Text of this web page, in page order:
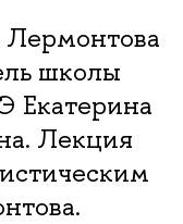
Лермонтова
школы
Лекция